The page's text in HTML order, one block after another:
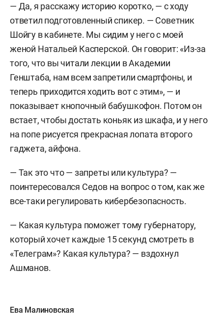
— Да, я расскажу историю коротко, — с ходу
ответил подготовленный спикер. — Советник
Шойгу в кабинете. Мы сидим у него с моей
женой Натальей Касперской. Он говорит: «Из-за
того, что вы читали лекции в Академии
Генштаба, нам всем запретили смартфоны, и
теперь приходится ходить вот с этим», — и
показывает кнопочный бабушкофон. Потом он
встает, чтобы достать коньяк из шкафа, и у него
на попе рисуется прекрасная лопата второго
гаджета, айфона.
— Так это что — запреты или культура? —
поинтересовался Седов на вопрос о том, как же
все-таки регулировать кибербезопасность.
— Какая культура поможет тому губернатору,
который хочет каждые 15 секунд смотреть в
«Телеграм»? Какая культура? — вздохнул
Ашманов.
Ева Малиновская